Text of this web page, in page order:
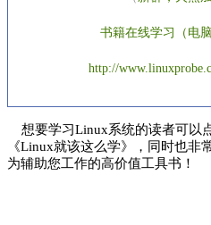
书籍在线学习（电
http://
想要学习Linux系统的读者可以
《Linux就该这么学》，同时也非
为辅助您工作的高价值工具书！